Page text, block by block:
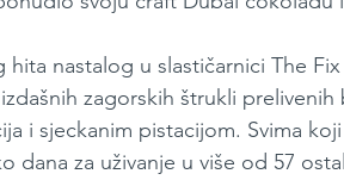
nastalog u slastičarnici The
zagorskih štrukli
i sjeckanim pistacijom. Svima
dana za uživanje u više od 57